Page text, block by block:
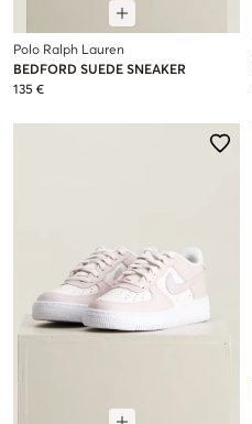
Polo Ralph Lauren
BEDFORD SUEDE SNEAKER
135 €